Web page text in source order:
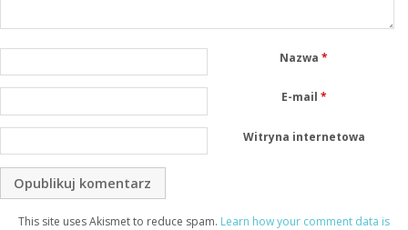
Nazwa*
E-mail *
Witryna internetowa
This site uses Akismet to reduce spam. Learn how your comment data is